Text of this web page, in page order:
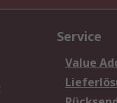
Service
Value